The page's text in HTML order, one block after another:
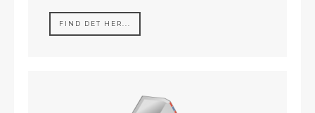
FIND DET HER...